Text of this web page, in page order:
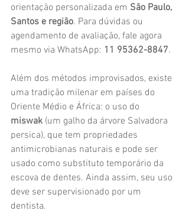
orientação personalizada em São Paulo,
Santos e região. Para dúvidas ou
agendamento de avaliação, fale agora
mesmo via WhatsApp: 11 95362-8847.
Além dos métodos improvisados, existe
uma tradição milenar em países do
Oriente Médio e África: o uso do
miswak (um galho da árvore Salvadora
persica), que tem propriedades
antimicrobianas naturais e pode ser
usado como substituto temporário da
escova de dentes. Ainda assim, seu uso
deve ser supervisionado por um
dentista.